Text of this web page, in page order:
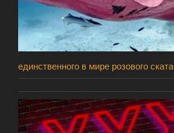
единственного в мире розового ската